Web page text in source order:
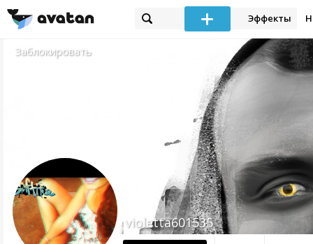
Эффекты
Заблокировать
violetta601535